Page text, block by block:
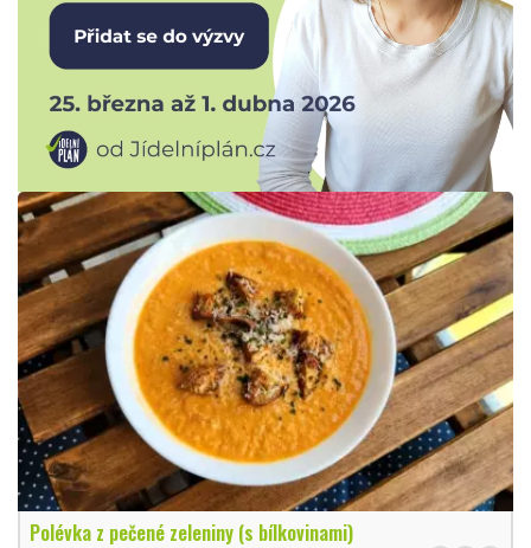
Polévka z pečené zeleniny (s bílkovinami)